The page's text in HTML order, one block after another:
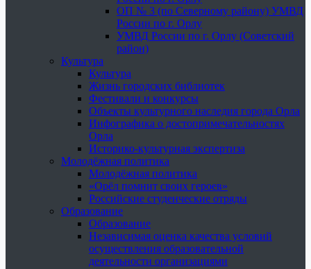
ОП № 3 (по Северному району) УМВД
России по г. Орлу
УМВД России по г. Орлу (Советский
район)
Культура
Культура
Жизнь городских библиотек
Фестивали и конкурсы
Объекты культурного наследия города Орла
Инфографика о достопримечательностях
Орла
Историко-культурная экспертиза
Молодёжная политика
Молодёжная политика
«Орёл помнит своих героев»
Российские студенческие отряды
Образование
Образование
Независимая оценка качества условий
осуществления образовательной
деятельности организациями